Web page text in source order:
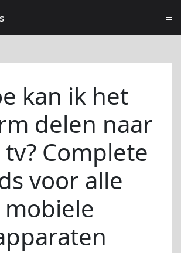
kan ik het
delen naar
Complete
voor alle
mobiele